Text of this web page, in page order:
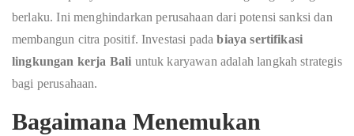
berlaku. Ini menghindarkan perusahaan dari potensi sanksi dan
membangun citra positif. Investasi padabiaya sertifikasi
lingkungan kerja Bali untuk karyawan adalah langkah strategis
bagi perusahaan.
Bagaimana Menemukan